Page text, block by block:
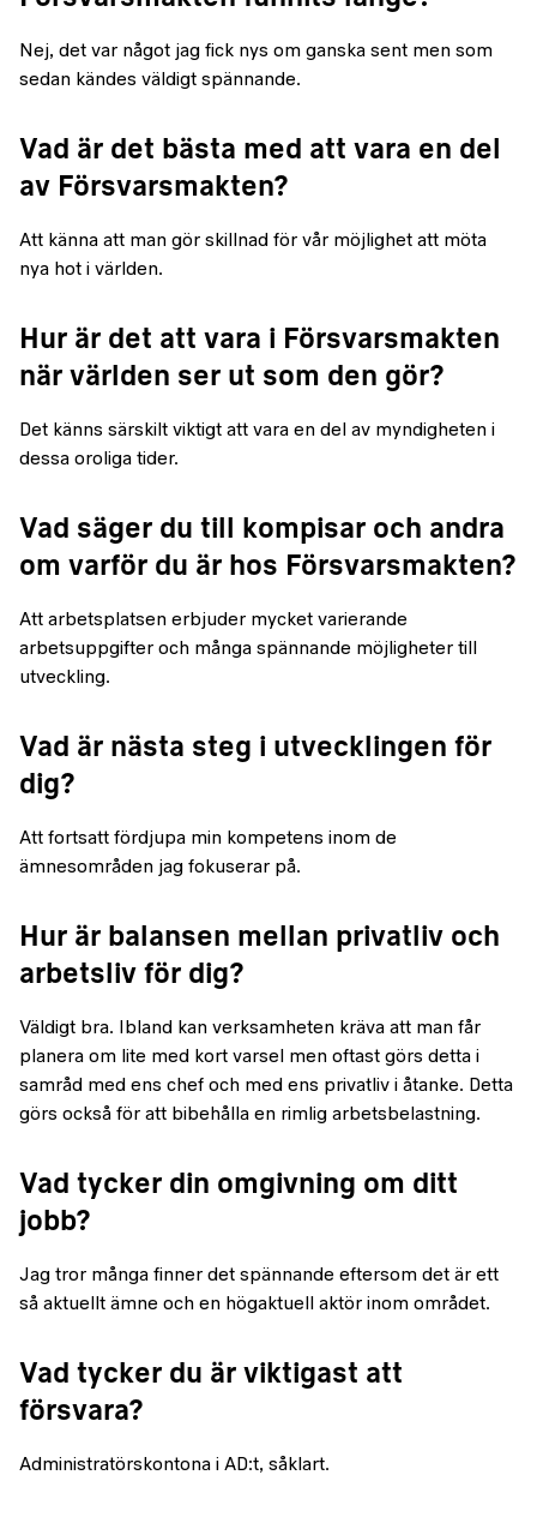
Nej, det var något jag fick nys om ganska sent men som
sedan kändes väldigt spännande.
Vad är det bästa med att vara en del
av Försvarsmakten?
Att känna att man gör skillnad för vår möjlighet att möta
nya hot i världen.
Hur är det att vara i Försvarsmakten
när världen ser ut som den gör?
Det känns särskilt viktigt att vara en del av myndigheten i
dessa oroliga tider.
Vad säger du till kompisar och andra
om varför du är hos Försvarsmakten?
Att arbetsplatsen erbjuder mycket varierande
arbetsuppgifter och många spännande möjligheter till
utveckling.
Vad är nästa steg i utvecklingen för
dig?
Att fortsatt fördjupa min kompetens inom de
ämnesområden jag fokuserar på.
Hur är balansen mellan privatliv och
arbetsliv för dig?
Väldigt bra. Ibland kan verksamheten kräva att man får
planera om lite med kort varsel men oftast görs detta i
samråd med ens chef och med ens privatliv i åtanke. Detta
görs också för att bibehålla en rimlig arbetsbelastning.
Vad tycker din omgivning om ditt
jobb?
Jag tror många finner det spännande eftersom det är ett
så aktuellt ämne och en högaktuell aktör inom området.
Vad tycker du är viktigast att
försvara?
Administratörskontona i AD:t, såklart.